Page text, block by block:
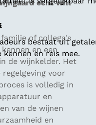
bestaat uit
kennen en reis mee.
echt wilt
of collega's
en een
de wijnkelder. Het
voor
is volledig in
en
van de wijnen
en